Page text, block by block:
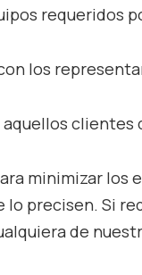
requeridos
los
clientes
minimizar los
precisen. Si
de